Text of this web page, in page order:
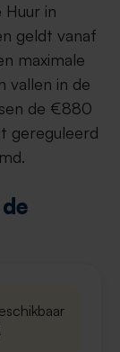
Huur in
geldt vanaf
maximale
vallen in de
de €880
gereguleerd